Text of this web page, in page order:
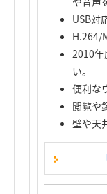
USB対
H.264/
2010年
い。
便利な
閲覧や
壁や天